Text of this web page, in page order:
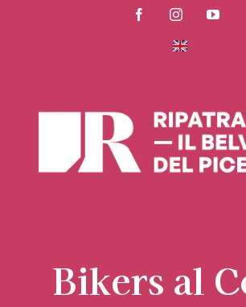
FacebookInstagram
Bikers al